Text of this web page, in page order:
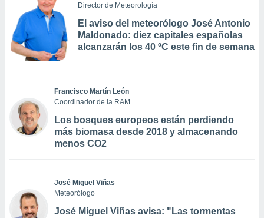
Director de Meteorología
El aviso del meteorólogo José Antonio
Maldonado: diez capitales españolas
alcanzarán los 40 ºC este fin de semana
Francisco Martín León
Coordinador de la RAM
Los bosques europeos están perdiendo
más biomasa desde 2018 y almacenando
menos CO2
José Miguel Viñas
Meteorólogo
José Miguel Viñas avisa: "Las tormentas